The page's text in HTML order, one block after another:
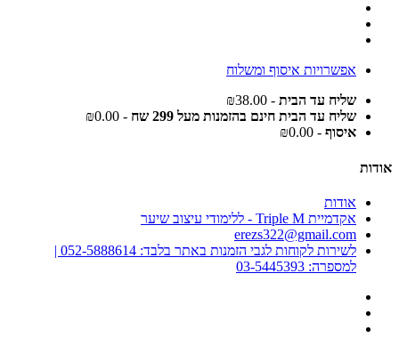
אפשרויות איסוף ומשלוח
שליח עד הבית - ₪38.00
שליח עד הבית חינם בהזמנות מעל 299 שח
- ₪0.00
איסוף - ₪0.00
אודות
אודות
אקדמיית Triple M - ללימודי עיצוב שיער
erezs322@gmail.com
לשירות לקוחות לגבי הזמנות באתר בלבד: 052-5888614 |
למספרה: 03-5445393